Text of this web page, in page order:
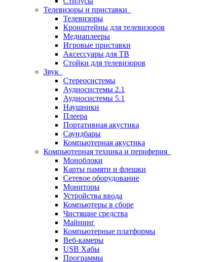
Телевизоры и приставки
Телевизоры
Кронштейны для телевизоров
Медиаплееры
Игровые приставки
Аксессуары для ТВ
Стойки для телевизоров
Звук
Стереосистемы
Аудиосистемы 2.1
Аудиосистемы 5.1
Наушники
Плеера
Портативная акустика
Саундбары
Компьютерная акустика
Компьютерная техника и периферия
Моноблоки
Карты памяти и флешки
Сетевое оборудование
Мониторы
Устройства ввода
Компьютеры в сборе
Чистящие средства
Майнинг
Компьютерные платформы
Веб-камеры
USB Хабы
Программы